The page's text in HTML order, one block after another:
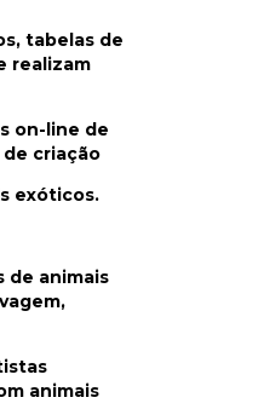
tabelas de
realizam
on-line de
criação
exóticos.
de animais
animais